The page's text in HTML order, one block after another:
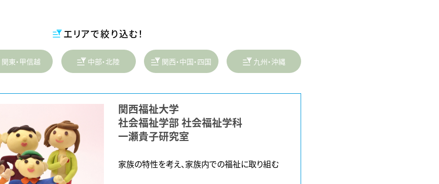
エリアで絞り込む！
関東・甲信越 中部・北陸 関西・中国・四国 九州・沖縄
関西福祉大学
社会福祉学部 社会福祉学科
一瀬貴子研究室
家族の特性を考え、家族内での福祉に取り組む